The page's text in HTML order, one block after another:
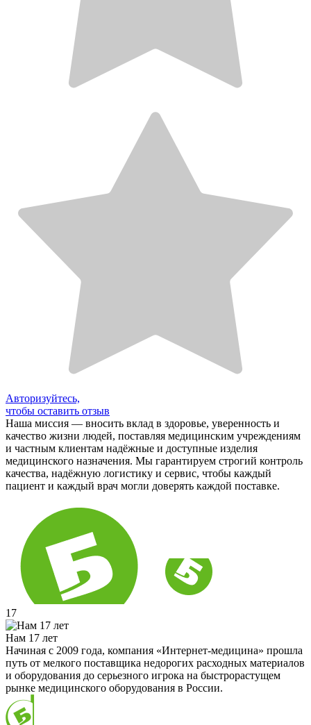
Авторизуйтесь,
чтобы оставить отзыв
Наша миссия — вносить вклад в здоровье, уверенность и
качество жизни людей, поставляя медицинским учреждениям
и частным клиентам надёжные и доступные изделия
медицинского назначения. Мы гарантируем строгий контроль
качества, надёжную логистику и сервис, чтобы каждый
пациент и каждый врач могли доверять каждой поставке.
17
Нам 17 лет
Начиная с 2009 года, компания «Интернет-медицина» прошла
путь от мелкого поставщика недорогих расходных материалов
и оборудования до серьезного игрока на быстрорастущем
рынке медицинского оборудования в России.